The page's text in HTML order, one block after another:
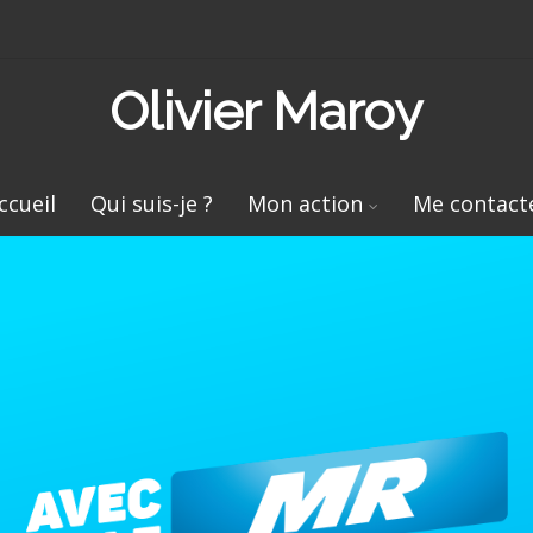
Olivier Maroy
Qui suis-je ? Mon action Me